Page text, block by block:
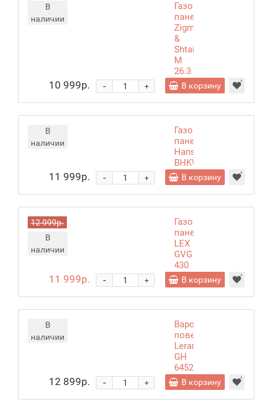
В
наличии
Газовая
панель
Zigmund
&
Shtain
M
26.3
B
10 999р. +
- В корзину
В
наличии
Газовая
панель
Hansa
BHKW
330500
11 999р. +
- В корзину
12 999р.
В
наличии
Газовая
панель
LEX
GVG
430
BL
11 999р. +
- В корзину
В
наличии
Варочная
поверхность
Leran
GH
64522
BG
12 899р. +
- В корзину